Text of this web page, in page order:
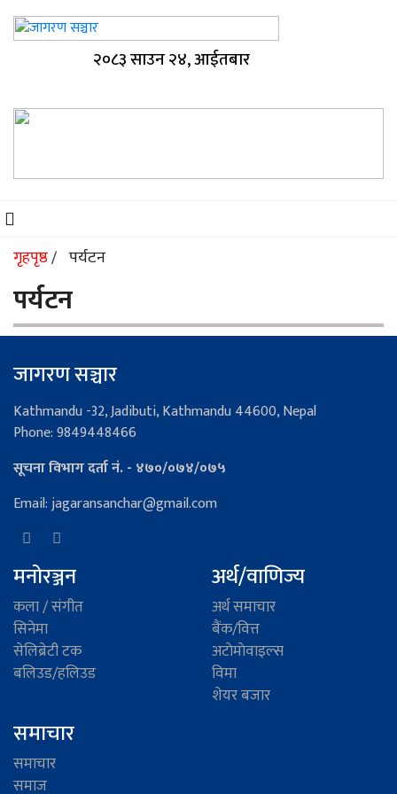
२०८३ साउन २४, आईतबार
गृहपृष्ठ/ पर्यटन
पर्यटन
जागरण सञ्चार
Kathmandu -32, Jadibuti, Kathmandu 44600, Nepal
Phone: 9849448466
सूचना विभाग दर्ता नं. - ४७०/०७४/०७५
Email: jagaransanchar@gmail.com
मनोरञ्जन
कला / संगीत
सिनेमा
सेलिब्रेटी टक
बलिउड/हलिउड
अर्थ/वाणिज्य
अर्थ समाचार
बैंक/वित्त
अटाेमाेवाइल्स
विमा
शेयर बजार
समाचार
समाचार
समाज